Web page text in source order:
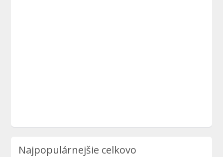
Najpopulárnejšie celkovo